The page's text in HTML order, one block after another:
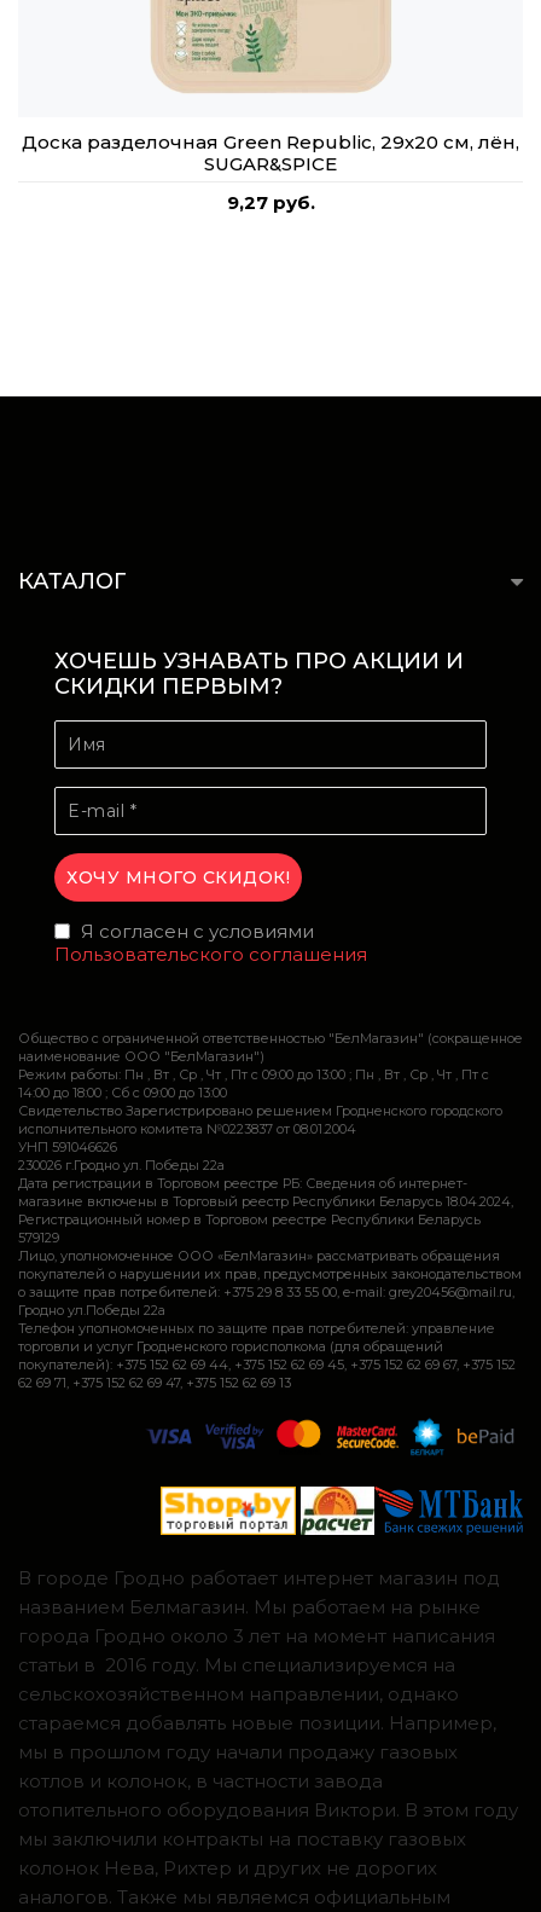
Доска разделочная Green Republic, 29х20 см, лён,
SUGAR&SPICE
9,27 руб.
КАТАЛОГ
ХОЧЕШЬ УЗНАВАТЬ ПРО АКЦИИ И
СКИДКИ ПЕРВЫМ?
Я согласен с условиями
Пользовательского соглашения
Общество с ограниченной ответственностью "БелМагазин" (сокращенное
наименование ООО "БелМагазин")
Режим работы: Пн , Вт , Ср , Чт , Пт c 09:00 до 13:00 ; Пн , Вт , Ср , Чт , Пт c
14:00 до 18:00 ; Сб c 09:00 до 13:00
Свидетельство Зарегистрировано решением Гродненского городского
исполнительного комитета №0223837 от 08.01.2004
УНП 591046626
230026 г.Гродно ул. Победы 22а
Дата регистрации в Торговом реестре РБ: Сведения об интернет-
магазине включены в Торговый реестр Республики Беларусь 18.04.2024,
Регистрационный номер в Торговом реестре Республики Беларусь
579129
Лицо, уполномоченное ООО «БелМагазин» рассматривать обращения
покупателей о нарушении их прав, предусмотренных законодательством
о защите прав потребителей: +375 29 8 33 55 00, e-mail: grey20456@mail.ru,
Гродно ул.Победы 22а
Телефон уполномоченных по защите прав потребителей: управление
торговли и услуг Гродненского горисполкома (для обращений
покупателей): +375 152 62 69 44, +375 152 62 69 45, +375 152 62 69 67, +375 152
62 69 71, +375 152 62 69 47, +375 152 62 69 13
В городе Гродно работает интернет магазин под
названием Белмагазин. Мы работаем на рынке
города Гродно около 3 лет на момент написания
статьи в 2016 году. Мы специализируемся на
сельскохозяйственном направлении, однако
стараемся добавлять новые позиции. Например,
мы в прошлом году начали продажу газовых
котлов и колонок, в частности завода
отопительного оборудования Виктори. В этом году
мы заключили контракты на поставку газовых
колонок Нева, Рихтер и других не дорогих
аналогов. Также мы являемся официальным